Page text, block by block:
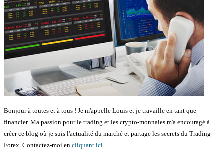
Bonjour à toutes et à tous ! Je m'appelle Louis et je travaille en tant que
financier. Ma passion pour le trading et les crypto-monnaies m'a encouragé à
créer ce blog où je suis l'actualité du marché et partage les secrets du Trading
Forex. Contactez-moi en cliquant ici